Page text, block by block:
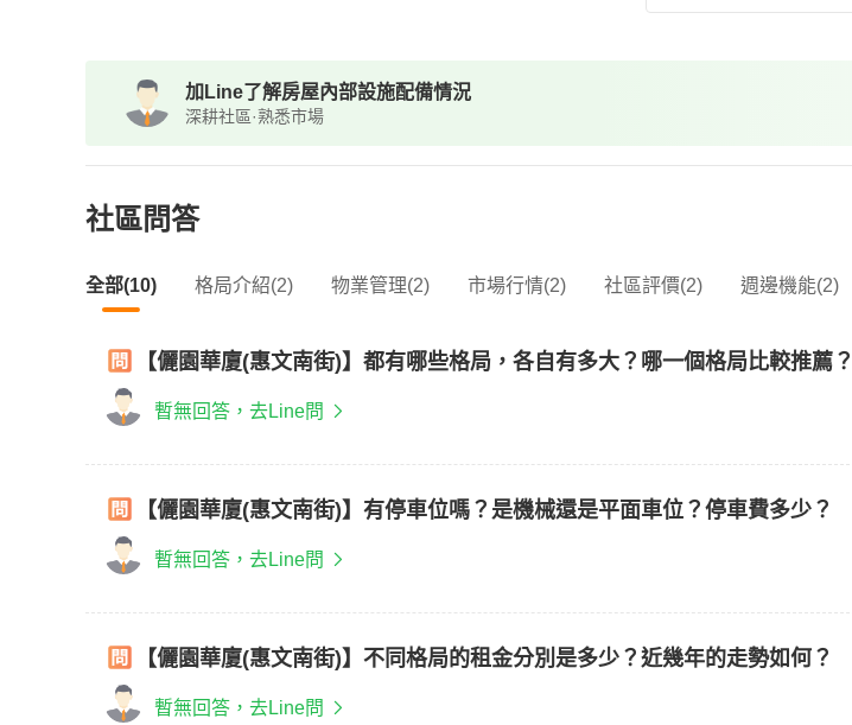
加Line了解房屋內部設施配備情況
深耕社區·熟悉市場
社區問答
全部(10) 格局介紹(2) 物業管理(2) 市場行情(2) 社區評價(2) 週邊機能(2)
【儷園華廈(惠文南街)】都有哪些格局，各自有多大？哪一個格局比較推薦？
暫無回答，去Line問
【儷園華廈(惠文南街)】有停車位嗎？是機械還是平面車位？停車費多少？
暫無回答，去Line問
【儷園華廈(惠文南街)】不同格局的租金分別是多少？近幾年的走勢如何？
暫無回答，去Line問